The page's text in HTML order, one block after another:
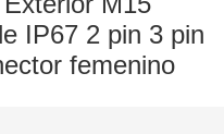
IP67 2 pin 3 pin
femenino